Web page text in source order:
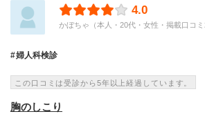
4.0
かぼちゃ（本人・20代・女性・掲載口コミ
婦人科検診
この口コミは受診から5年以上経過しています。
胸のしこり